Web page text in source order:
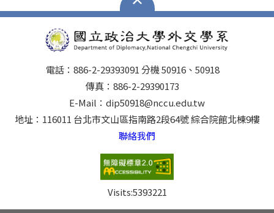
電話：886-2-29393091 分機 50916、50918
傳真：886-2-29390173
E-Mail：dip50918@nccu.edu.tw
地址：116011 台北市文山區指南路2段64號 綜合院館北棟9樓
聯絡我們
Visits:5393221